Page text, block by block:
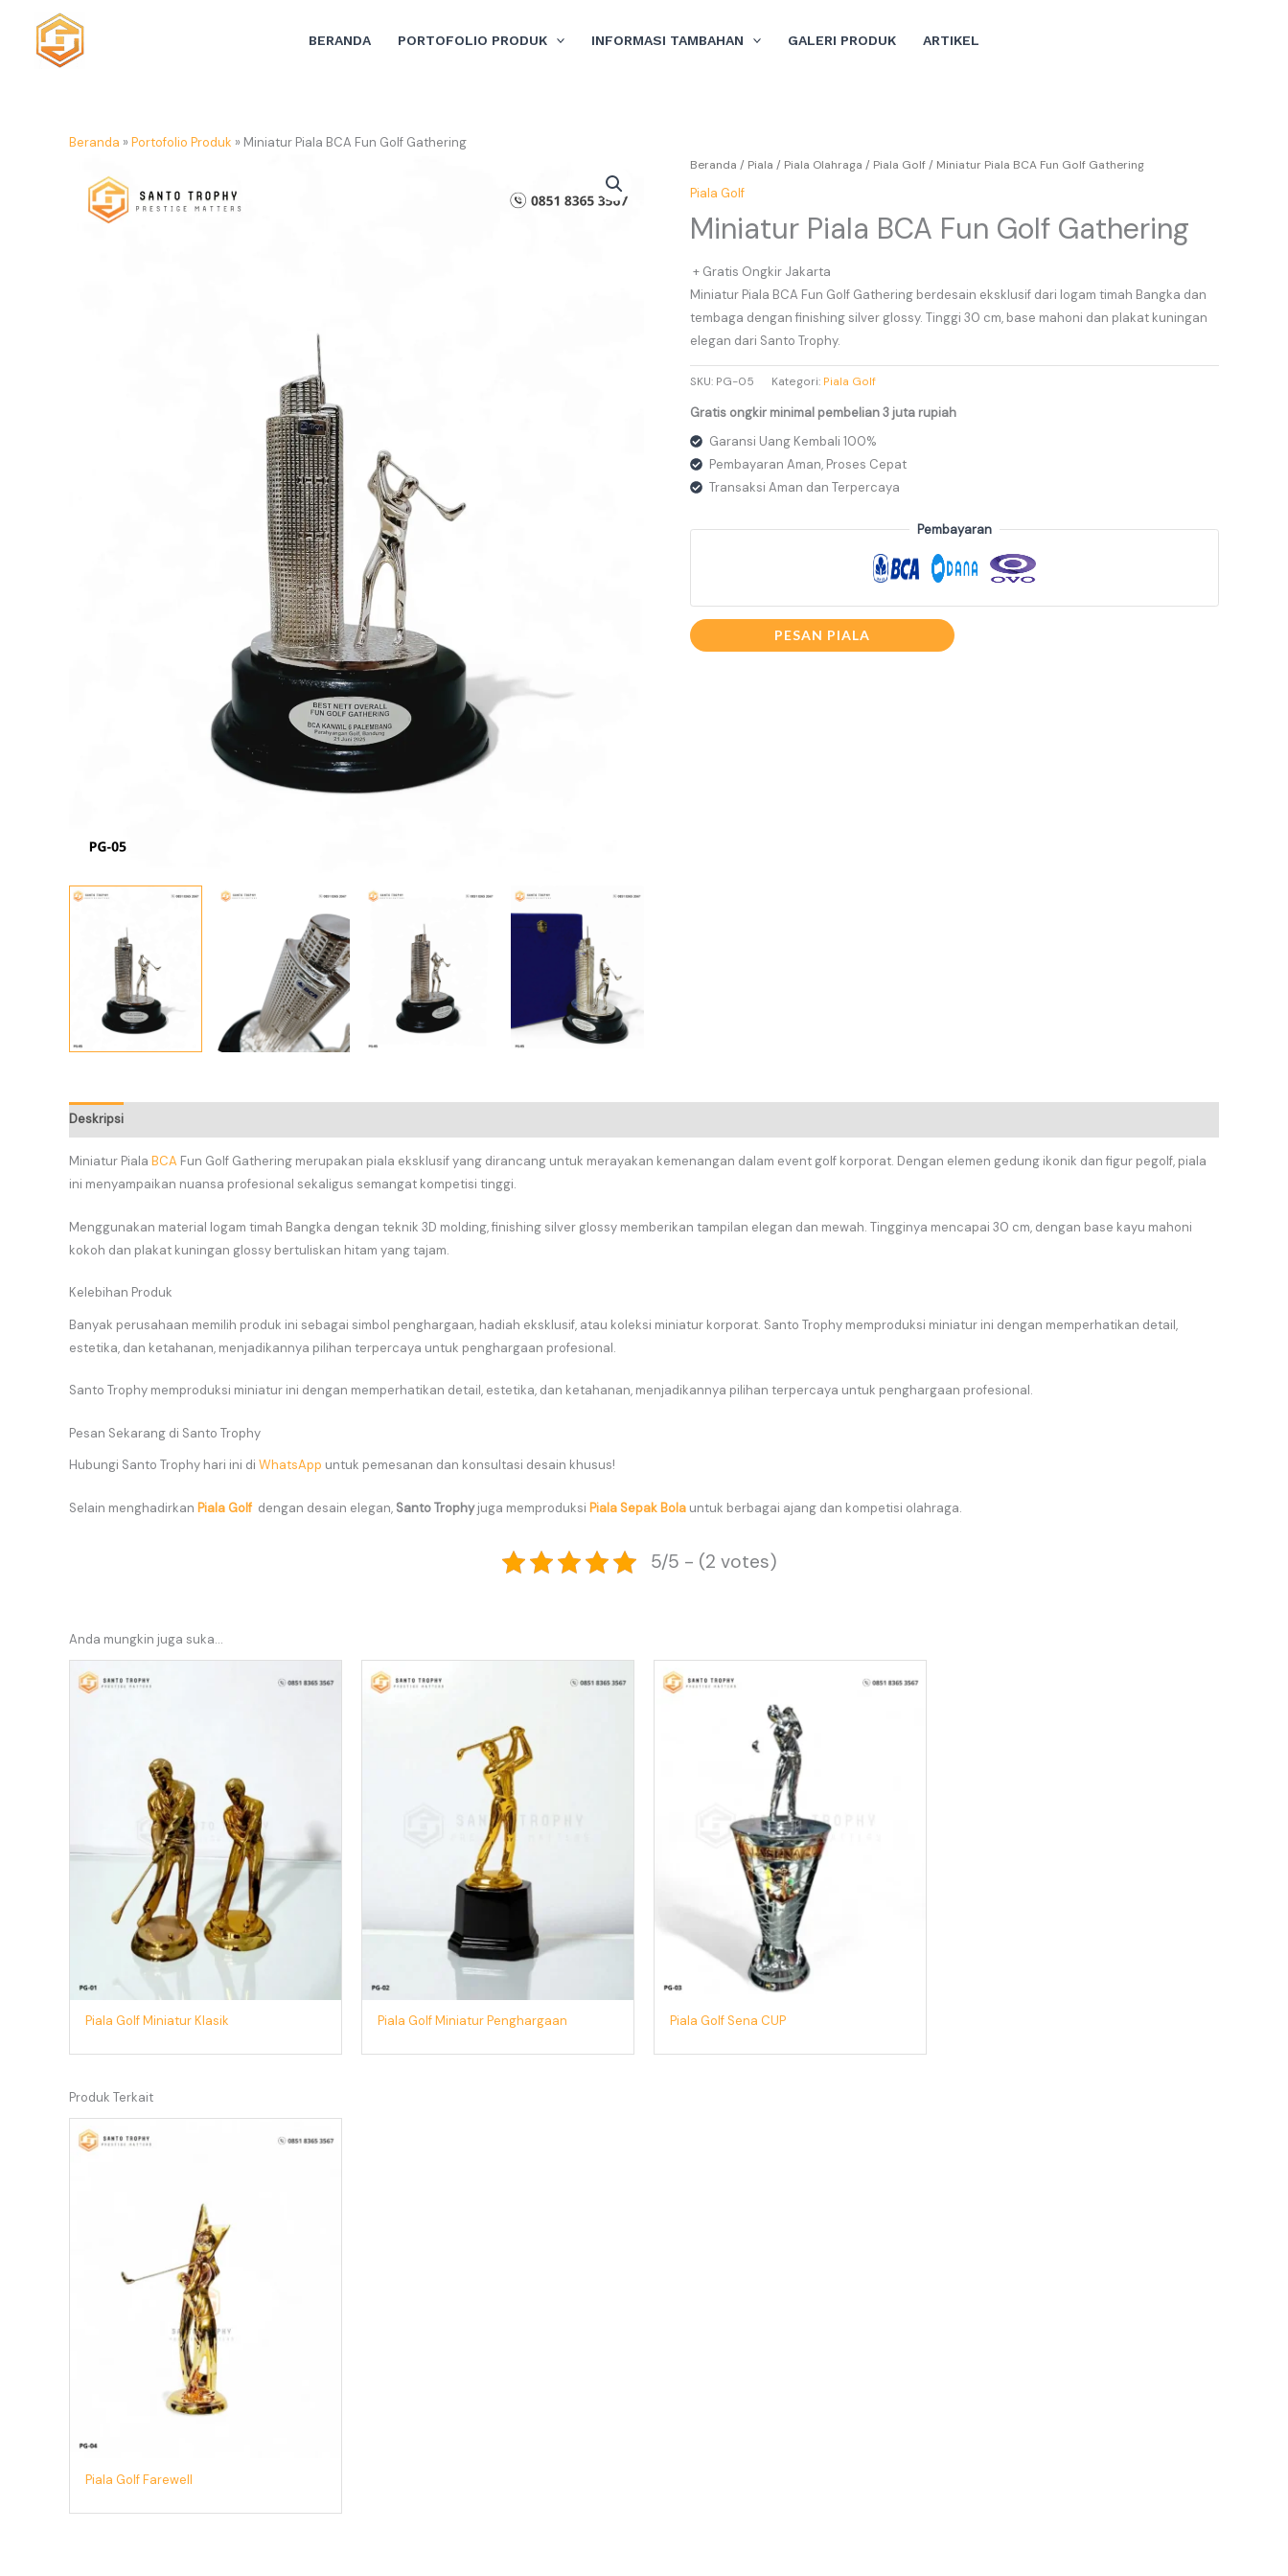
konten
BERANDA PORTOFOLIO PRODUK INFORMASI TAMBAHAN GALERI PRODUK ARTIKEL
Beranda » Portofolio Produk » Miniatur Piala BCA Fun Golf Gathering
Beranda / Piala / Piala Olahraga / Piala Golf/ Miniatur Piala BCA Fun Golf Gathering
Piala Golf
Miniatur Piala BCA Fun Golf Gathering
+ Gratis Ongkir Jakarta
Miniatur Piala BCA Fun Golf Gathering berdesain eksklusif dari logam timah Bangka dan
tembaga dengan finishing silver glossy. Tinggi 30 cm, base mahoni dan plakat kuningan
elegan dari Santo Trophy.
SKU: PG-05 Kategori: Piala Golf
Gratis ongkir minimal pembelian 3 juta rupiah
Garansi Uang Kembali 100%
Pembayaran Aman, Proses Cepat
Transaksi Aman dan Terpercaya
Pembayaran
PESAN PIALA
Deskripsi
Miniatur Piala BCA Fun Golf Gathering merupakan piala eksklusif yang dirancang untuk merayakan kemenangan dalam event golf korporat. Dengan elemen gedung ikonik dan figur pegolf, piala
ini menyampaikan nuansa profesional sekaligus semangat kompetisi tinggi.
Menggunakan material logam timah Bangka dengan teknik 3D molding, finishing silver glossy memberikan tampilan elegan dan mewah. Tingginya mencapai 30 cm, dengan base kayu mahoni
kokoh dan plakat kuningan glossy bertuliskan hitam yang tajam.
Kelebihan Produk
Banyak perusahaan memilih produk ini sebagai simbol penghargaan, hadiah eksklusif, atau koleksi miniatur korporat. Santo Trophy memproduksi miniatur ini dengan memperhatikan detail,
estetika, dan ketahanan, menjadikannya pilihan terpercaya untuk penghargaan profesional.
Santo Trophy memproduksi miniatur ini dengan memperhatikan detail, estetika, dan ketahanan, menjadikannya pilihan terpercaya untuk penghargaan profesional.
Pesan Sekarang di Santo Trophy
Hubungi Santo Trophy hari ini di WhatsApp untuk pemesanan dan konsultasi desain khusus!
Selain menghadirkan Piala Golfdengan desain elegan, Santo Trophyjuga memproduksi Piala Sepak Bola untuk berbagai ajang dan kompetisi olahraga.
5/5 - (2 votes)
Anda mungkin juga suka…
Piala Golf Miniatur Klasik Piala Golf Miniatur Penghargaan Piala Golf Sena CUP
Produk Terkait
Piala Golf Farewell